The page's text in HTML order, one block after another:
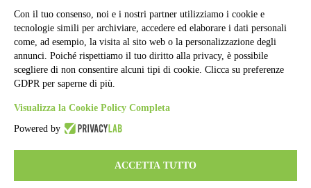
Gestione consensi cookie
Amministrazione trasparente
Pagina visualizzata
11021 volte
Sezione Copyright
Copyright 2026 | Engineered and powered by Gruppo Spaggiari
Parma S.p.A. | Divisione Publishing & New Social Media
Con il tuo consenso, noi e i nostri partner utilizziamo i cookie e
tecnologie simili per archiviare, accedere ed elaborare i dati personali
come, ad esempio, la visita al sito web o la personalizzazione degli
annunci. Poiché rispettiamo il tuo diritto alla privacy, è possibile
scegliere di non consentire alcuni tipi di cookie. Clicca su preferenze
GDPR per saperne di più.
Visualizza la Cookie Policy Completa
Powered by
ACCETTA TUTTO